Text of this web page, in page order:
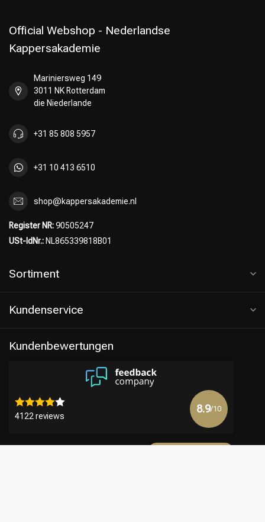
Official Webshop - Nederlandse
Kappersakademie
Mariniersweg 149
3011 NK Rotterdam
die Niederlande
+31 85 808 5957
+31 10 413 6510
shop@kappersakademie.nl
Register NR:90505247
USt-IdNr.: NL865339818B01
Sortiment
Kundenservice
Kundenbewertungen
4122 reviews
8.9/10